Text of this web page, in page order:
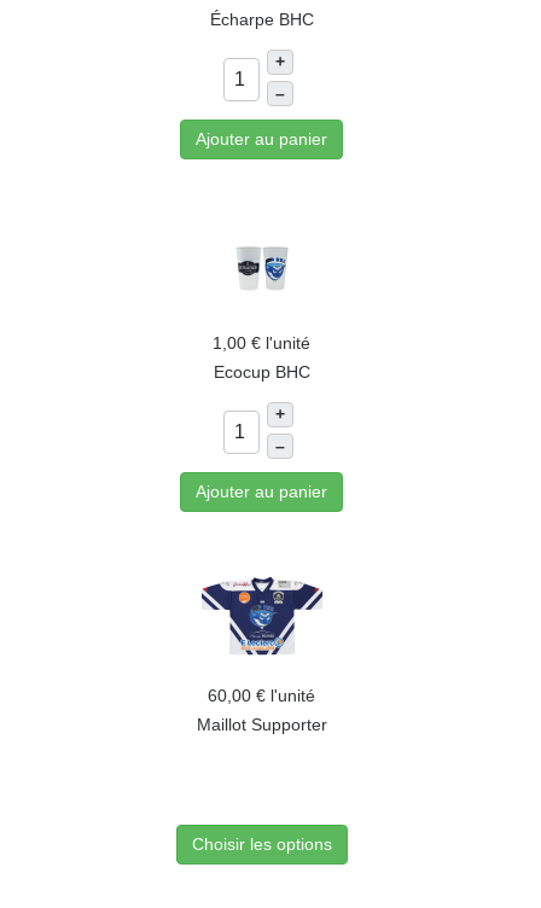
Écharpe BHC
+
–
Ajouter au panier
1,00 € l'unité
Ecocup BHC
+
–
Ajouter au panier
60,00 € l'unité
Maillot Supporter
Choisir les options